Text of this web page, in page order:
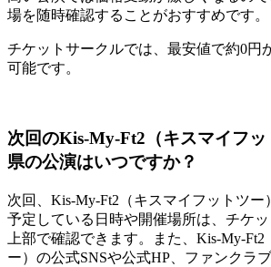
場を随時確認することがおすすめです。
チケットサークルでは、最安値で約0円
可能です。
次回のKis-My-Ft2（キスマイフ
県の公演はいつですか？
次回、Kis-My-Ft2（キスマイフットツー
予定している日時や開催場所は、チケ
上部で確認できます。また、Kis-My-
ー）の公式SNSや公式HP、ファンクラ